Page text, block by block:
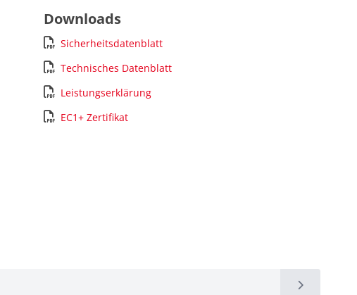
Downloads
Sicherheitsdatenblatt
Technisches Datenblatt
Leistungserklärung
EC1+ Zertifikat